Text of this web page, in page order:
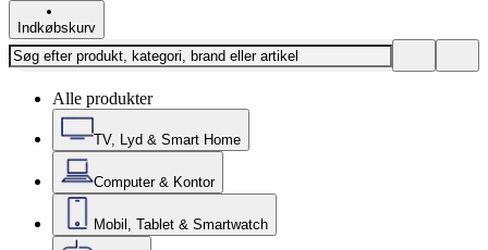
Indkøbskurv
Alle produkter
TV, Lyd & Smart Home
Computer & Kontor
Mobil, Tablet & Smartwatch